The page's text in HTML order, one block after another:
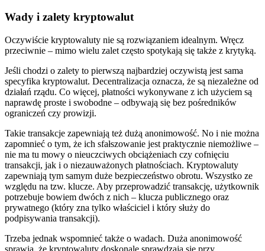
Wady i zalety kryptowalut
Oczywiście kryptowaluty nie są rozwiązaniem idealnym. Wręcz
przeciwnie – mimo wielu zalet często spotykają się także z krytyką.
Jeśli chodzi o zalety to pierwszą najbardziej oczywistą jest sama
specyfika kryptowalut. Decentralizacja oznacza, że są niezależne od
działań rządu. Co więcej, płatności wykonywane z ich użyciem są
naprawdę proste i swobodne – odbywają się bez pośredników
ograniczeń czy prowizji.
Takie transakcje zapewniają też dużą anonimowość. No i nie można
zapomnieć o tym, że ich sfałszowanie jest praktycznie niemożliwe –
nie ma tu mowy o nieuczciwych obciążeniach czy cofnięciu
transakcji, jak i o niezauważonych płatnościach. Kryptowaluty
zapewniają tym samym duże bezpieczeństwo obrotu. Wszystko ze
względu na tzw. klucze. Aby przeprowadzić transakcję, użytkownik
potrzebuje bowiem dwóch z nich – klucza publicznego oraz
prywatnego (który zna tylko właściciel i który służy do
podpisywania transakcji).
Trzeba jednak wspomnieć także o wadach. Duża anonimowość
sprawia, że kryptowaluty doskonale sprawdzają się przy